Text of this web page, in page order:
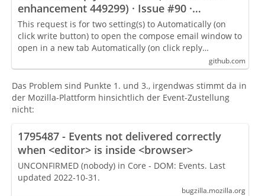
enhancement 449299) · Issue #90 ·
Betterbird/thunderbird-patches
This request is for two setting(s) to Automatically (on
click write button) to open the compose email window to
open in a new tab Automatically (on click reply…
github.com
Das Problem sind Punkte 1. und 3., irgendwas stimmt da in
der Mozilla-Plattform hinsichtlich der Event-Zustellung
nicht:
1795487 - Events not delivered correctly
when <editor> is inside <browser>
UNCONFIRMED (nobody) in Core - DOM: Events. Last
updated 2022-10-31.
bugzilla.mozilla.org